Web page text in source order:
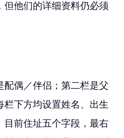
但他们的详细资料仍必须
配偶／伴侣；第二栏是父
栏下方均设置姓名、出生
目前住址五个字段，最右